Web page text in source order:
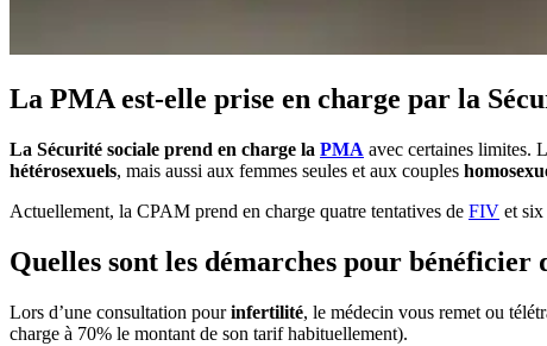
La PMA est-elle prise en charge par la
La Sécurité sociale prend en charge la PMA avec certaines limites.
hétérosexuels, mais aussi aux femmes seules et aux couples
Actuellement, la CPAM prend en charge quatre tentatives de FIV et six
Quelles sont les démarches pour bénéficier
Lors d’une consultation pourinfertilité, le médecin vous remet ou
charge à 70% le montant de son tarif habituellement).